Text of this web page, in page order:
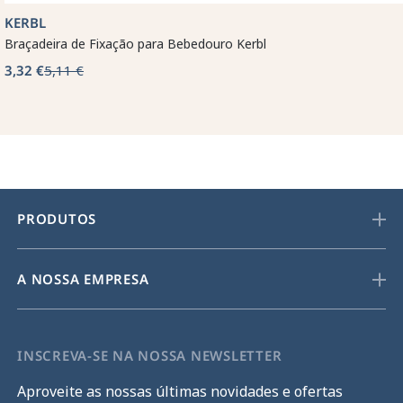
KERBL
Braçadeira de Fixação para Bebedouro Kerbl
3,32 €5,11 €
PRODUTOS
A NOSSA EMPRESA
INSCREVA-SE NA NOSSA NEWSLETTER
Aproveite as nossas últimas novidades e ofertas